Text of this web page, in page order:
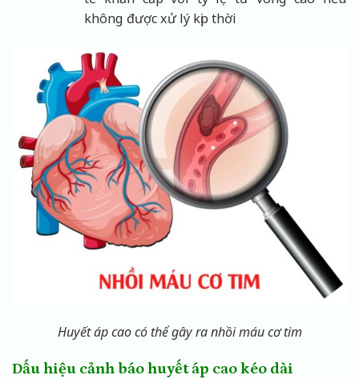
không được xử lý kịp thời
Huyết áp cao có thể gây ra nhồi máu cơ tim
Dấu hiệu cảnh báo huyết áp cao kéo dài